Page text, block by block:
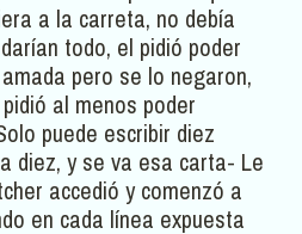
a la carreta, no debía
todo, el pidió poder
pero se lo negaron,
al menos poder
puede escribir diez
diez, y se va esa carta- Le
accedió y comenzó a
en cada línea expuesta